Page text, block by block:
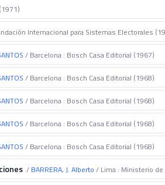
Internacional para Sistemas Electorales
/ Barcelona : Bosch Casa Editorial (1967)
/ Barcelona : Bosch Casa Editorial (1968)
/ Barcelona : Bosch Casa Editorial (1968)
/ Barcelona : Bosch Casa Editorial (1968)
/ Barcelona : Bosch Casa Editorial (1968)
/ BARRERA, J. Alberto / Lima : Ministerio